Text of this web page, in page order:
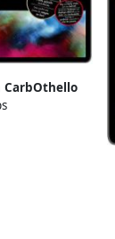
CarbOthello
Ã 36 stuks